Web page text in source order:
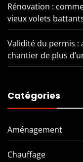
Rénovation :
vieux volets
Validité du permis
chantier de plus
Catégories
Aménagement
Chauffage